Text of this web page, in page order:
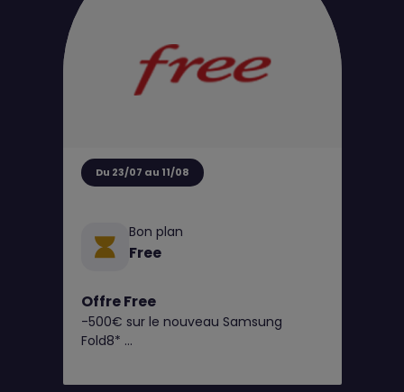
Du 23/07 au 11/08
Bon plan
Free
Offre Free
-500€ sur le nouveau Samsung
Fold8*